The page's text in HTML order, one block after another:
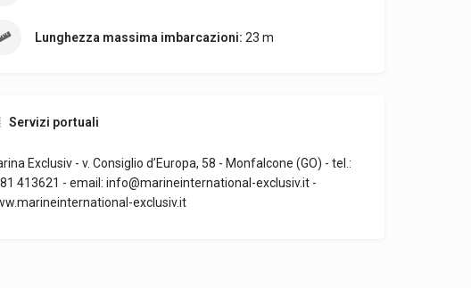
Lunghezza massima imbarcazioni: 23 m
Servizi portuali
Exclusiv - v. Consiglio d’Europa, 58 - Monfalcone (GO) - tel.:
413621 - email: info@marineinternational-exclusiv.it -
exclusiv.it